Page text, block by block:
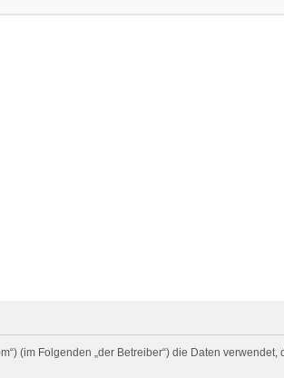
(im Folgenden „der Betreiber“) die Daten